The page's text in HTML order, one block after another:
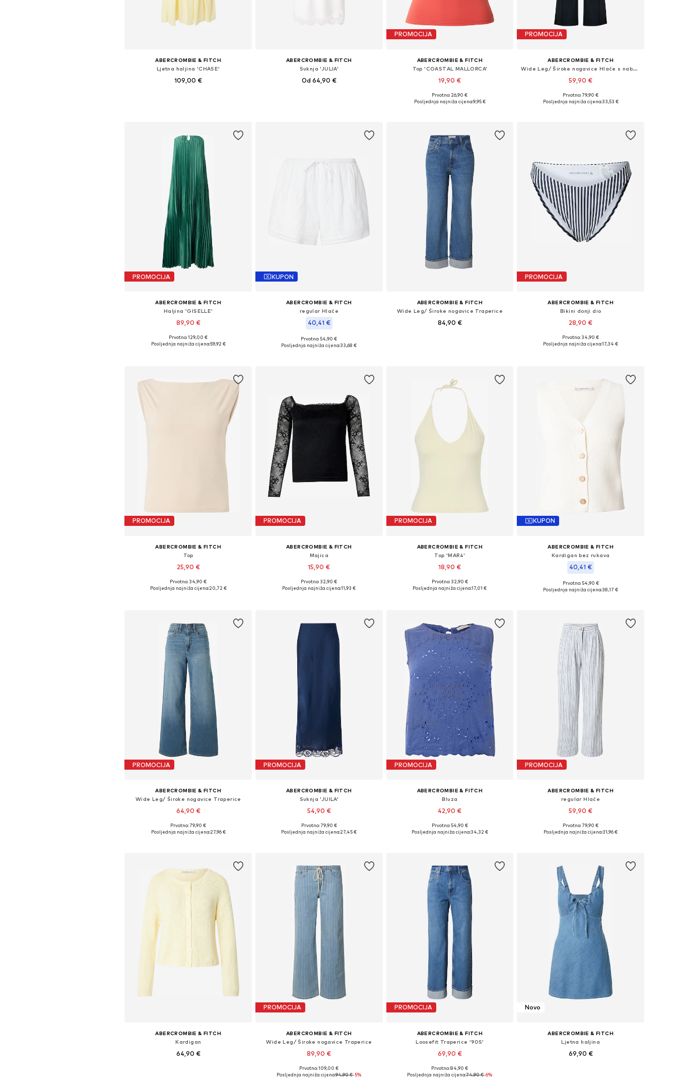
ABERCROMBIE & FITCH
Ljetna haljina 'CHASE'
109,00 €
ABERCROMBIE & FITCH
Suknja 'JULIA'
Od 64,90 €
PROMOCIJA
ABERCROMBIE & FITCH
Top 'COASTAL MALLORCA'
19,90 €
Dostupne veličine: XS, S, M, L
Prvotno: 26,90 €
Posljednja najniža cijena:9,95 €
PROMOCIJA
ABERCROMBIE & FITCH
Wide Leg/ Široke nogavice Hlače s naborima
59,90 €
Dostupne veličine: 36, 36, 38, 40, 40, 42
Prvotno: 79,90 €
Posljednja najniža cijena:33,53 €
PROMOCIJA
ABERCROMBIE & FITCH
Haljina 'GISELLE'
89,90 €
Dostupne veličine: 34, 36, 38
Prvotno: 129,00 €
Posljednja najniža cijena:59,92 €
KUPON
ABERCROMBIE & FITCH
regular Hlače
40,41 €
Dostupne veličine: 34, 36, 38, 40, 42
Prvotno: 54,90 €
Posljednja najniža cijena:33,68 €
ABERCROMBIE & FITCH
Wide Leg/ Široke nogavice Traperice
84,90 €
PROMOCIJA
ABERCROMBIE & FITCH
Bikini donji dio
28,90 €
Dostupne veličine: XS, S, M, XL
Prvotno: 34,90 €
Posljednja najniža cijena:17,34 €
PROMOCIJA
ABERCROMBIE & FITCH
Top
25,90 €
Dostupne veličine: XS, S, M, L, XL
Prvotno: 34,90 €
Posljednja najniža cijena:20,72 €
PROMOCIJA
ABERCROMBIE & FITCH
Majica
15,90 €
Dostupne veličine: XS, S, M, L
Prvotno: 32,90 €
Posljednja najniža cijena:11,93 €
PROMOCIJA
ABERCROMBIE & FITCH
Top 'MAR4'
18,90 €
Dostupne veličine: XS, S, M, L, XL
Prvotno: 32,90 €
Posljednja najniža cijena:17,01 €
KUPON
ABERCROMBIE & FITCH
Kardigan bez rukava
40,41 €
Dostupne veličine: S, L
Prvotno: 54,90 €
Posljednja najniža cijena:38,17 €
PROMOCIJA
ABERCROMBIE & FITCH
Wide Leg/ Široke nogavice Traperice
64,90 €
Dostupno u više veličina
Prvotno: 79,90 €
Posljednja najniža cijena:27,96 €
PROMOCIJA
ABERCROMBIE & FITCH
Suknja 'JUILA'
54,90 €
Dostupne veličine: 34, 36, 38, 40, 42
Prvotno: 79,90 €
Posljednja najniža cijena:27,45 €
PROMOCIJA
ABERCROMBIE & FITCH
Bluza
42,90 €
Dostupne veličine: S, M, L, XL
Prvotno: 54,90 €
Posljednja najniža cijena:34,32 €
PROMOCIJA
ABERCROMBIE & FITCH
regular Hlače
59,90 €
Dostupne veličine: 34, 34, 36, 36, 38, 40
Prvotno: 79,90 €
Posljednja najniža cijena:31,96 €
ABERCROMBIE & FITCH
Kardigan
64,90 €
PROMOCIJA
ABERCROMBIE & FITCH
Wide Leg/ Široke nogavice Traperice
89,90 €
Dostupno u više veličina
Prvotno: 109,00 €
Posljednja najniža cijena:94,90 €-5%
PROMOCIJA
ABERCROMBIE & FITCH
Loosefit Traperice '90S'
69,90 €
Dostupno u više veličina
Prvotno: 84,90 €
Posljednja najniža cijena:74,90 €-6%
Novo
ABERCROMBIE & FITCH
Ljetna haljina
69,90 €